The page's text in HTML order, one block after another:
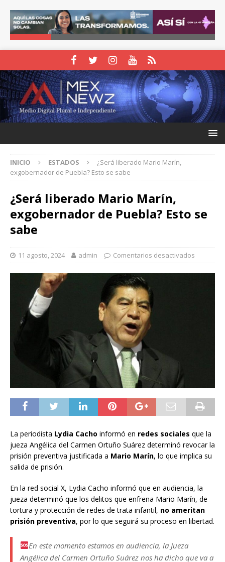
INICIO ESTADOS
¿Será liberado Mario Marín,
exgobernador de Puebla? Esto se sabe
¿Será liberado Mario Marín,
exgobernador de Puebla? Esto se
sabe
11 agosto, 2024 admin Comentarios desactivados
La periodista Lydia Cacho informó en redes sociales que la
jueza Angélica del Carmen Ortuño Suárez determinó revocar la
prisión preventiva justificada a Mario Marín, lo que implica su
salida de prisión.
En la red social X, Lydia Cacho informó que en audiencia, la
jueza determinó que los delitos que enfrena Mario Marín, de
tortura y protección de redes de trata infantil, no ameritan
prisión preventiva, por lo que seguirá su proceso en libertad.
En este momento estamos en audiencia, la Jueza
Angélica del Carmen Ortuño Suárez nos ha dicho que va a